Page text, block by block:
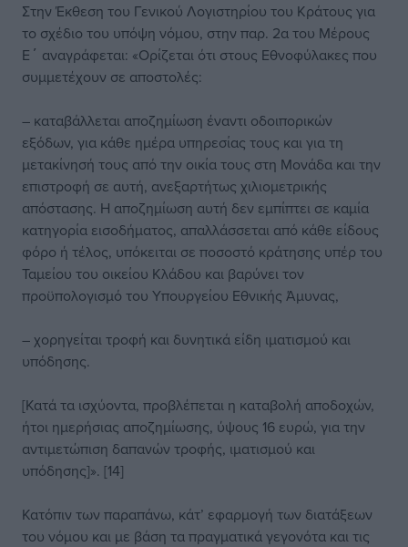
Στην Έκθεση του Γενικού Λογιστηρίου του Κράτους για
το σχέδιο του υπόψη νόμου, στην παρ. 2α του Μέρους
Ε΄ αναγράφεται: «Ορίζεται ότι στους Εθνοφύλακες που
συμμετέχουν σε αποστολές:
– καταβάλλεται αποζημίωση έναντι οδοιπορικών
εξόδων, για κάθε ημέρα υπηρεσίας τους και για τη
μετακίνησή τους από την οικία τους στη Μονάδα και την
επιστροφή σε αυτή, ανεξαρτήτως χιλιομετρικής
απόστασης. Η αποζημίωση αυτή δεν εμπίπτει σε καμία
κατηγορία εισοδήματος, απαλλάσσεται από κάθε είδους
φόρο ή τέλος, υπόκειται σε ποσοστό κράτησης υπέρ του
Ταμείου του οικείου Κλάδου και βαρύνει τον
προϋπολογισμό του Υπουργείου Εθνικής Άμυνας,
– χορηγείται τροφή και δυνητικά είδη ιματισμού και
υπόδησης.
[Κατά τα ισχύοντα, προβλέπεται η καταβολή αποδοχών,
ήτοι ημερήσιας αποζημίωσης, ύψους 16 ευρώ, για την
αντιμετώπιση δαπανών τροφής, ιματισμού και
υπόδησης]». [14]
Κατόπιν των παραπάνω, κάτ’ εφαρμογή των διατάξεων
του νόμου και με βάση τα πραγματικά γεγονότα και τις